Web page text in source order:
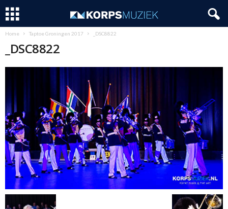
Home Taptoe Groningen 2017 _DSC8822
_DSC8822